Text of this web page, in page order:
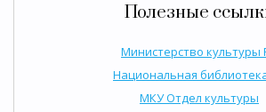
Полезные
Министерство культуры
Национальная
МКУ Отдел культуры